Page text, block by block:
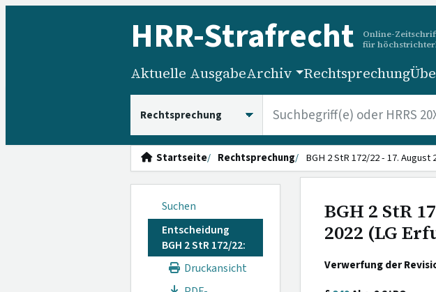
HRR-Strafrecht
Online-
für
Aktuelle AusgabeArchiv Rechtsprechung
Startseite Rechtsprechung BGH 2 StR 172/22 - 17. August
Suchen
Entscheidung
BGH 2 StR 172/22:
Druckansicht
BGH 2 StR
2022 (LG
Verwerfung der